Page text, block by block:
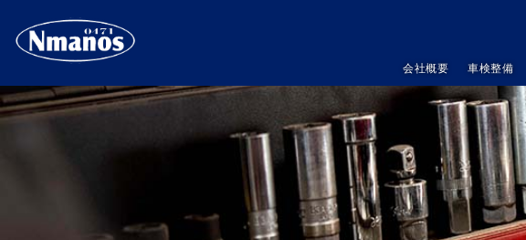
会社概要
車検整備